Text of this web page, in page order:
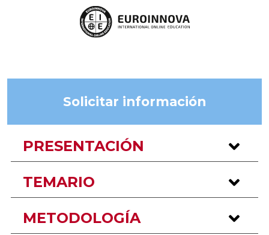
Solicitar información
PRESENTACIÓN
TEMARIO
METODOLOGÍA